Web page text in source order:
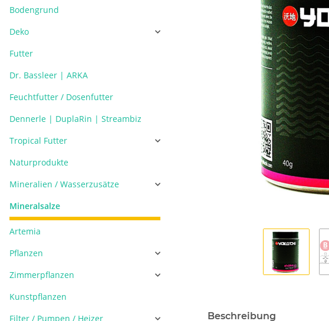
Beschreibung
Bodengrund
Deko
Futter
Dr. Bassleer | ARKA
Feuchtfutter / Dosenfutter
Dennerle | DuplaRin | Streambiz
Tropical Futter
Naturprodukte
Mineralien / Wasserzusätze
Mineralsalze
Artemia
Pflanzen
Zimmerpflanzen
Kunstpflanzen
Filter / Pumpen / Heizer